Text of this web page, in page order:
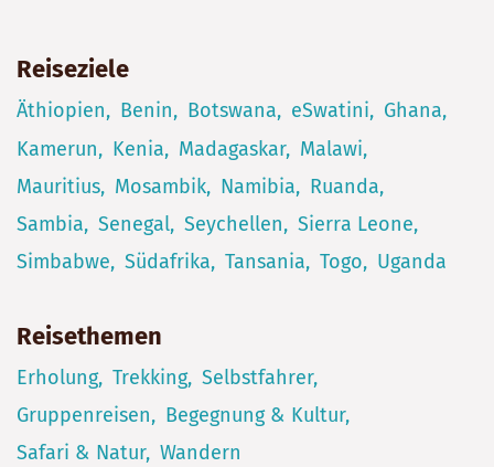
Reiseziele
Äthiopien Benin Botswana eSwatini
Ghana
Kamerun
Kenia Madagaskar
Malawi
Mauritius
Mosambik Namibia
Ruanda
Sambia
Senegal Seychellen
Sierra Leone
Simbabwe
Südafrika Tansania Togo Uganda
Reisethemen
Erholung Trekking Selbstfahrer
Gruppenreisen
Begegnung & Kultur
Safari & Natur Wandern